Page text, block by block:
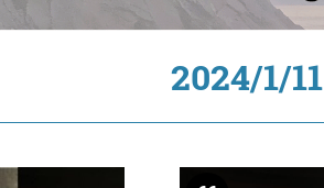
2024/1/11